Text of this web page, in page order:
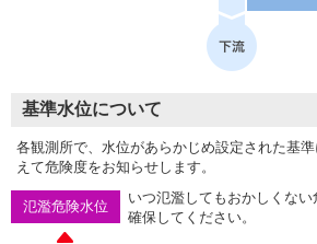
基準水位について
各観測所で、水位があらかじめ設定された基
えて危険度をお知らせします。
氾濫危険水位
いつ氾濫してもおかしくな
確保してください。